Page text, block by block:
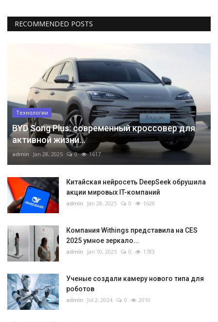
RECOMMENDED POSTS
Технологии
BYD Song Plus: современный кроссовер для
активной жизни...
admin Jan 28, 2025 0 1617
Китайская нейросеть DeepSeek обрушила
акции мировых IT-компаний
admin Jan 28, 2025 0 1628
Компания Withings представила на CES
2025 умное зеркало...
admin Jan 10, 2025 0 1783
Ученые создали камеру нового типа для
роботов
admin Jul 2, 2024 0 2010